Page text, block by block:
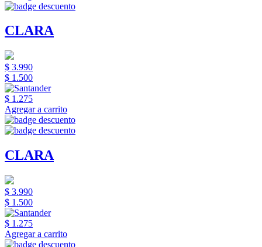
CLARA
$ 3.990
$ 1.500
$ 1.275
Agregar a carrito
CLARA
$ 3.990
$ 1.500
$ 1.275
Agregar a carrito